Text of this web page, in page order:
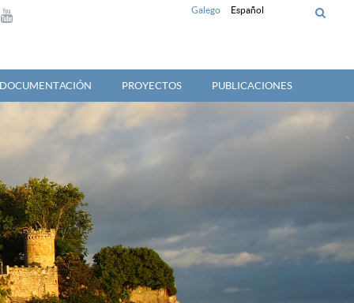
Galego Español
PROYECTOS PUBLICACIONES